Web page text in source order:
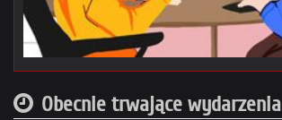
Obecnie trwające wydarzenia